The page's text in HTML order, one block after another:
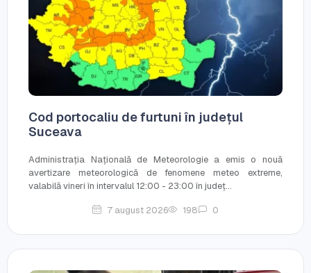
Cod portocaliu de furtuni în județul
Suceava
Administrația Națională de Meteorologie a emis o nouă
avertizare meteorologică de fenomene meteo extreme,
valabilă vineri în intervalul 12:00 - 23:00 în județ...
7 august 2026 198 0